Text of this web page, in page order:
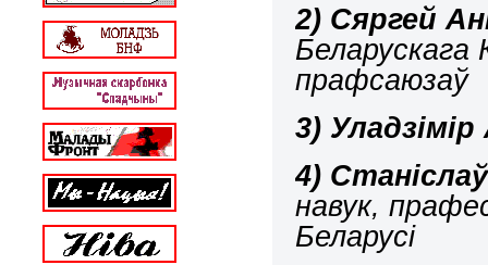
2) Сяргей
прафсаюзаў
3)
4)
навук,
Беларусі